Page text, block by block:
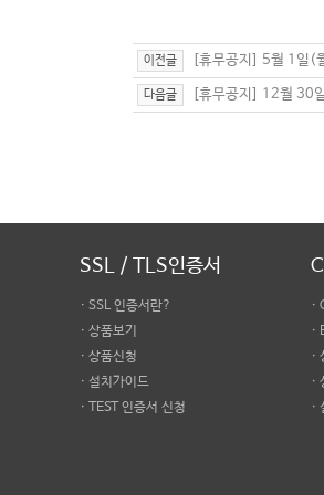
이전글 [휴무공지] 5월 1일(
다음글 [휴무공지] 12월 30
SSL / TLS인증서
· SSL 인증서란?
· 상품보기
· 상품신청
· 설치가이드
· TEST 인증서 신청
·
·
·
·
·